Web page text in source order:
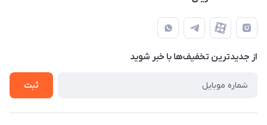
حضوری از قبل با پشتیبان های فروشگاه هماهنگ کنید)
لیست محصولات
تماس با ما
قوانین و مقررات
حریم خصوصی
راهنما
از جدید‌ترین تخفیف‌ها با‌ خبر شوید
ثبت